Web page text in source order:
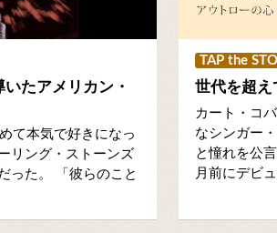
たアメリカン・
て本気で好きになっ
リング・ストーンズ
った。 「彼らのこと
TAP the
世代を超え
カート・コ
なシンガー
と憧れを公
月前にデビ